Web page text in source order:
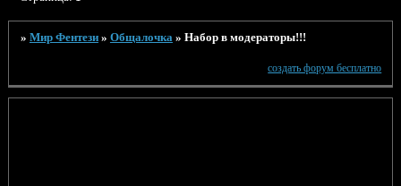
» Мир Фентези » Общалочка » Набор в модераторы!!!
создать форум бесплатно